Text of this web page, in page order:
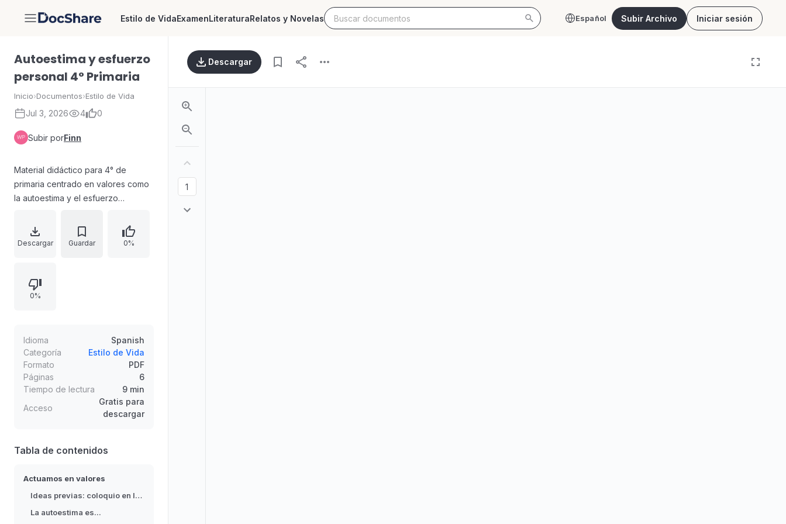
DocShare Estilo de VidaExamenLiteraturaRelatos y Novelas Español Subir Archivo Iniciar sesión
Autoestima y esfuerzo
personal 4° Primaria
Inicio›Documentos›Estilo de Vida
Jul 3, 2026 4 0
Subir porFinn
Material didáctico para 4° de
primaria centrado en valores como
la autoestima y el esfuerzo
reflexión sobre ideas previas
mediante preguntas guiadas,
de autoevaluación, selección y
subrayado) y dinámicas de
también una actividad de
clasificación según contextos
(casa, colegio y pandilla) con
adjetivos personales, además de
lectura y conversación a partir de
imágenes, reforzando la
Descargar Guardar 0%
0%
Idioma
Spanish
Categoría
Estilo de Vida
Formato
PDF
Páginas
6
Tiempo de lectura
9 min
Acceso
Gratis para
descargar
Tabla de contenidos
Actuamos en valores
Ideas previas: coloquio en la clase
La autoestima es...
Descargar